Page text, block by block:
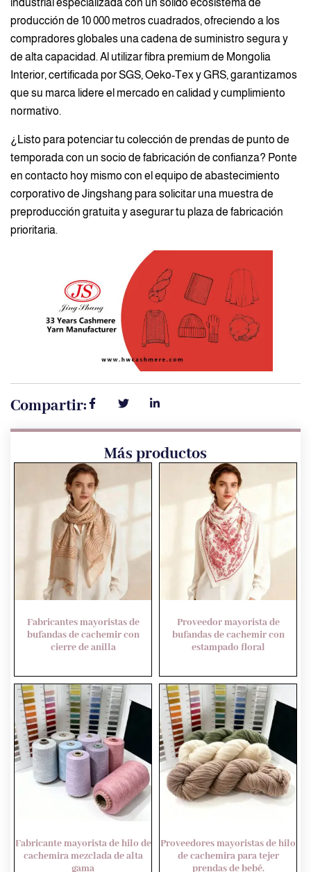
producción de 10 000 metros cuadrados, ofreciendo a los
compradores globales una cadena de suministro segura y
de alta capacidad. Al utilizar fibra premium de Mongolia
Interior, certificada por SGS, Oeko-Tex y GRS, garantizamos
que su marca lidere el mercado en calidad y cumplimiento
normativo.
¿Listo para potenciar tu colección de prendas de punto de
temporada con un socio de fabricación de confianza? Ponte
en contacto hoy mismo con el equipo de abastecimiento
corporativo de Jingshang para solicitar una muestra de
preproducción gratuita y asegurar tu plaza de fabricación
prioritaria.
Compartir:
Más productos
Fabricantes mayoristas de
bufandas de cachemir con
cierre de anilla
Proveedor mayorista de
bufandas de cachemir con
estampado floral
Fabricante mayorista de hilo de
cachemira mezclada de alta
gama
Proveedores mayoristas de hilo
de cachemira para tejer
prendas de bebé.